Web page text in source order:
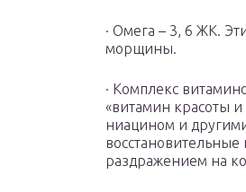
· Омега – 3, 6 ЖК.
морщины.
· Комплекс
«витамин красоты
ниацином и
раздражением на